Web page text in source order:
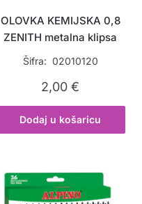
OLOVKA KEMIJSKA 0,8
ZENITH metalna klipsa
Šifra: 02010120
2,00€
Dodaj u košaricu